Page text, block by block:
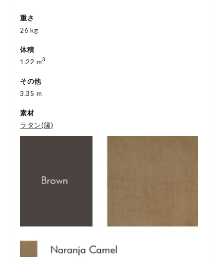
重さ
26 kg
体積
1.22 m3
その他
3.35 m
素材
ラタン(籐)